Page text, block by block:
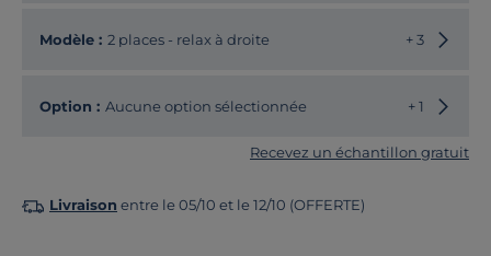
Modèle : 2 places - relax à droite + 3
Option : Aucune option sélectionnée + 1
Recevez un échantillon gratuit
Livraison entre le 05/10 et le 12/10 (OFFERTE)